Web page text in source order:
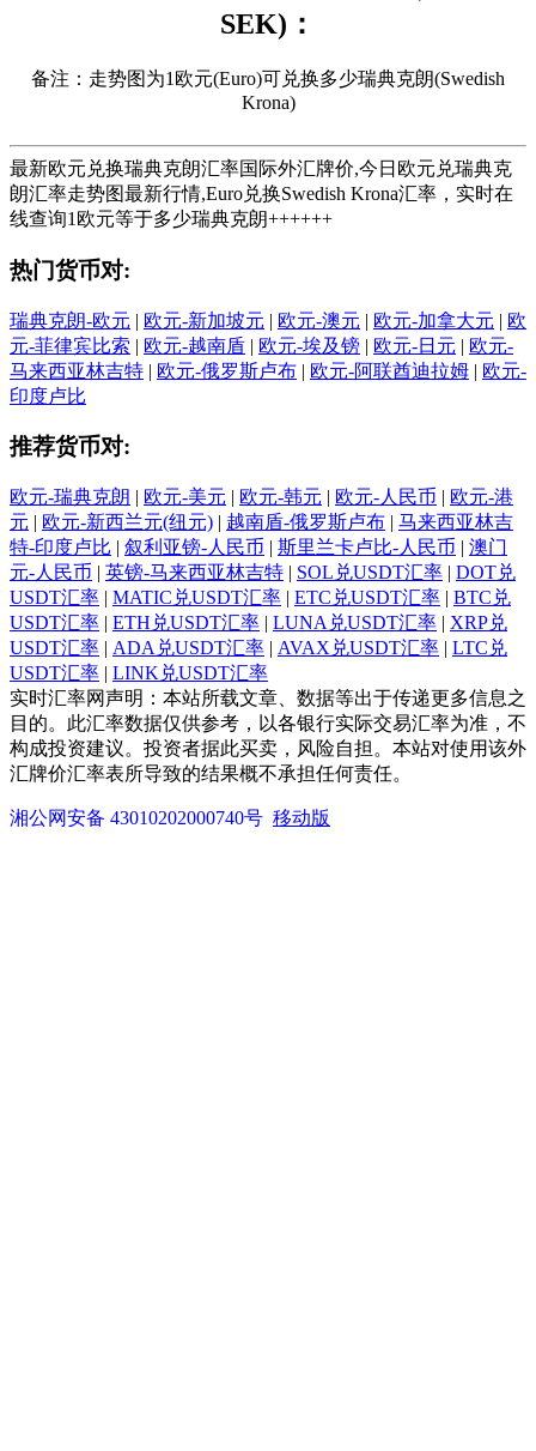
SEK)：
备注：走势图为1欧元(Euro)可兑换多少瑞典克朗(Swedish
Krona)
最新欧元兑换瑞典克朗汇率国际外汇牌价,今日欧元兑瑞典克
朗汇率走势图最新行情,Euro兑换Swedish Krona汇率，实时在
线查询1欧元等于多少瑞典克朗++++++
热门货币对:
瑞典克朗-欧元 | 欧元-新加坡元 | 欧元-澳元 | 欧元-加拿大元 | 欧
元-菲律宾比索 | 欧元-越南盾 | 欧元-埃及镑 | 欧元-日元 | 欧元-
马来西亚林吉特 | 欧元-俄罗斯卢布 | 欧元-阿联酋迪拉姆 | 欧元-
印度卢比
推荐货币对:
欧元-瑞典克朗 | 欧元-美元 | 欧元-韩元 | 欧元-人民币 | 欧元-港
元 | 欧元-新西兰元(纽元) | 越南盾-俄罗斯卢布 | 马来西亚林吉
特-印度卢比 | 叙利亚镑-人民币 | 斯里兰卡卢比-人民币 | 澳门
元-人民币 | 英镑-马来西亚林吉特 | SOL兑USDT汇率 | DOT兑
USDT汇率 | MATIC兑USDT汇率 | ETC兑USDT汇率 | BTC兑
USDT汇率 | ETH兑USDT汇率 | LUNA兑USDT汇率 | XRP兑
USDT汇率 | ADA兑USDT汇率 | AVAX兑USDT汇率 | LTC兑
USDT汇率 | LINK兑USDT汇率
实时汇率网声明：本站所载文章、数据等出于传递更多信息之
目的。此汇率数据仅供参考，以各银行实际交易汇率为准，不
构成投资建议。投资者据此买卖，风险自担。本站对使用该外
汇牌价汇率表所导致的结果概不承担任何责任。
湘公网安备 43010202000740号 移动版